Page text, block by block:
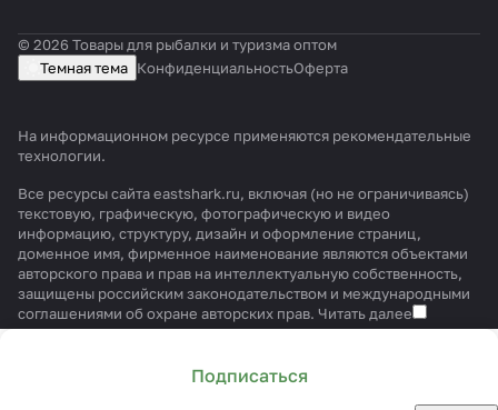
Подписаться
© 2026 Товары для рыбалки и туризма оптом
Темная тема КонфиденциальностьОферта
На информационном ресурсе применяются рекомендательные
технологии.
Все ресурсы сайта eastshark.ru, включая (но не ограничиваясь)
текстовую, графическую, фотографическую и видео
информацию, структуру, дизайн и оформление страниц,
доменное имя, фирменное наименование являются объектами
авторского права и прав на интеллектуальную собственность,
защищены российским законодательством и международными
соглашениями об охране авторских прав. Читать далее